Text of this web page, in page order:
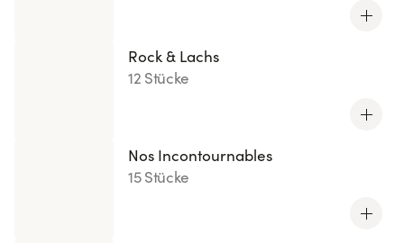
Rock & Lachs
12 Stücke
Nos Incontournables
15 Stücke